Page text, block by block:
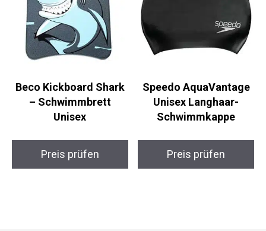
– Schwimmbrett
Unisex
Unisex Langhaar-
Schwimmkappe